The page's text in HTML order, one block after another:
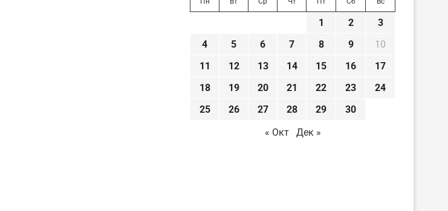
1 2
3
4
5 6 7 8 9
10
11
12 13 14 15 16
17
18
19 20 21 22 23
24
25
26 27 28 29
30
« Окт
Дек »